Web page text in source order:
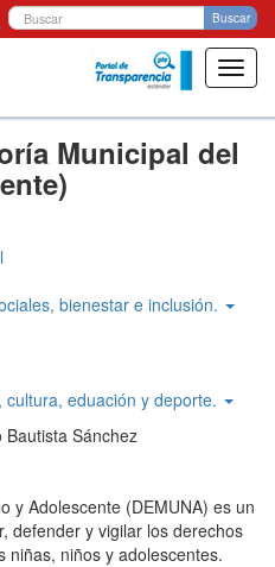
Buscar
Municipal del
bienestar e inclusión.
eduación y deporte.
Bautista Sánchez
y Adolescente (DEMUNA) es un
defender y vigilar los derechos
niñas, niños y adolescentes.